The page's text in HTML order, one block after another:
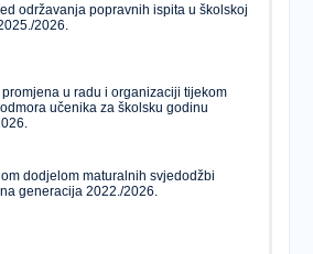
održavanja popravnih ispita u školskoj
2026.
promjena u radu i organizaciji tijekom
učenika za školsku godinu
dodjelom maturalnih svjedodžbi
generacija 2022./2026.